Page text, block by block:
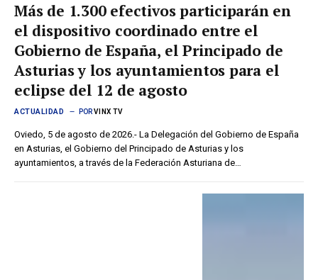
Más de 1.300 efectivos participarán en
el dispositivo coordinado entre el
Gobierno de España, el Principado de
Asturias y los ayuntamientos para el
eclipse del 12 de agosto
ACTUALIDAD POR VINX TV
Oviedo, 5 de agosto de 2026.- La Delegación del Gobierno de España
en Asturias, el Gobierno del Principado de Asturias y los
ayuntamientos, a través de la Federación Asturiana de…